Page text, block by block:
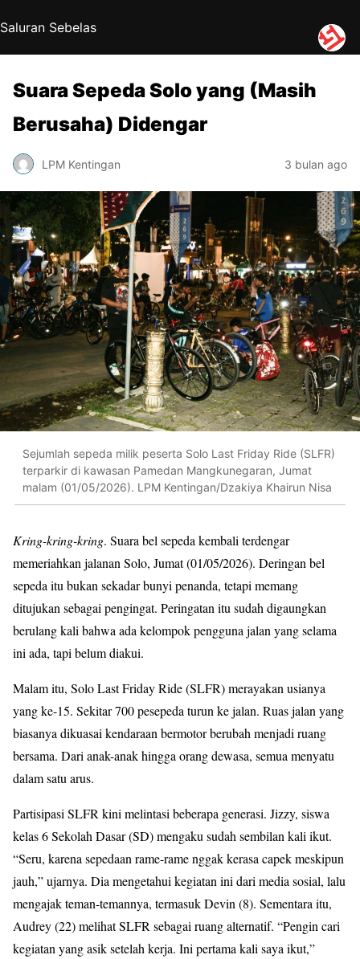
Saluran Sebelas
Suara Sepeda Solo yang (Masih
Berusaha) Didengar
LPM Kentingan 3 bulan ago
Sejumlah sepeda milik peserta Solo Last Friday Ride (SLFR)
terparkir di kawasan Pamedan Mangkunegaran, Jumat
malam (01/05/2026). LPM Kentingan/Dzakiya Khairun Nisa
Kring-kring-kring. Suara bel sepeda kembali terdengar
memeriahkan jalanan Solo, Jumat (01/05/2026). Deringan bel
sepeda itu bukan sekadar bunyi penanda, tetapi memang
ditujukan sebagai pengingat. Peringatan itu sudah digaungkan
berulang kali bahwa ada kelompok pengguna jalan yang selama
ini ada, tapi belum diakui.
Malam itu, Solo Last Friday Ride (SLFR) merayakan usianya
yang ke-15. Sekitar 700 pesepeda turun ke jalan. Ruas jalan yang
biasanya dikuasai kendaraan bermotor berubah menjadi ruang
bersama. Dari anak-anak hingga orang dewasa, semua menyatu
dalam satu arus.
Partisipasi SLFR kini melintasi beberapa generasi. Jizzy, siswa
kelas 6 Sekolah Dasar (SD) mengaku sudah sembilan kali ikut.
“Seru, karena sepedaan rame-rame nggak kerasa capek meskipun
jauh,” ujarnya. Dia mengetahui kegiatan ini dari media sosial, lalu
mengajak teman-temannya, termasuk Devin (8). Sementara itu,
Audrey (22) melihat SLFR sebagai ruang alternatif. “Pengin cari
kegiatan yang asik setelah kerja. Ini pertama kali saya ikut,”